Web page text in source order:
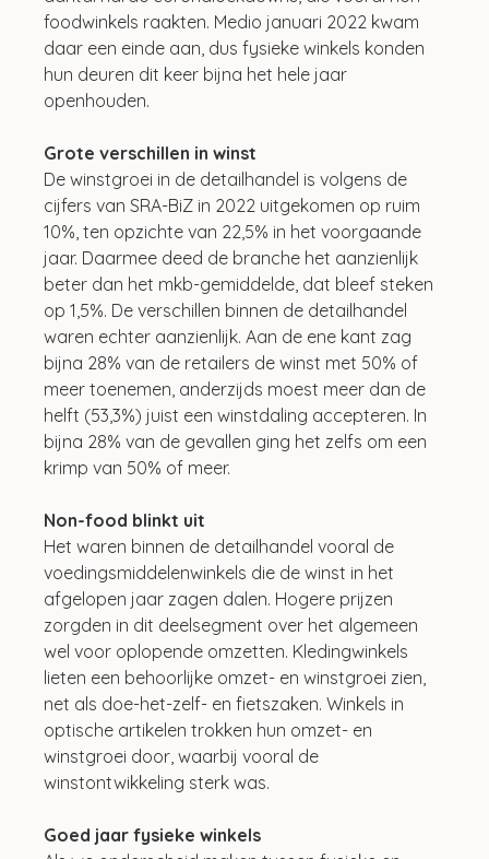
foodwinkels raakten. Medio januari 2022 kwam
daar een einde aan, dus fysieke winkels konden
hun deuren dit keer bijna het hele jaar
openhouden.
Grote verschillen in winst
De winstgroei in de detailhandel is volgens de
cijfers van SRA-BiZ in 2022 uitgekomen op ruim
10%, ten opzichte van 22,5% in het voorgaande
jaar. Daarmee deed de branche het aanzienlijk
beter dan het mkb-gemiddelde, dat bleef steken
op 1,5%. De verschillen binnen de detailhandel
waren echter aanzienlijk. Aan de ene kant zag
bijna 28% van de retailers de winst met 50% of
meer toenemen, anderzijds moest meer dan de
helft (53,3%) juist een winstdaling accepteren. In
bijna 28% van de gevallen ging het zelfs om een
krimp van 50% of meer.
Non-food blinkt uit
Het waren binnen de detailhandel vooral de
voedingsmiddelenwinkels die de winst in het
afgelopen jaar zagen dalen. Hogere prijzen
zorgden in dit deelsegment over het algemeen
wel voor oplopende omzetten. Kledingwinkels
lieten een behoorlijke omzet- en winstgroei zien,
net als doe-het-zelf- en fietszaken. Winkels in
optische artikelen trokken hun omzet- en
winstgroei door, waarbij vooral de
winstontwikkeling sterk was.
Goed jaar fysieke winkels